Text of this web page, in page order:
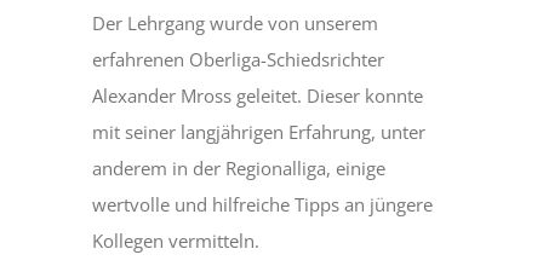
Der Lehrgang wurde von unserem
erfahrenen Oberliga-Schiedsrichter
Alexander Mross geleitet. Dieser konnte
mit seiner langjährigen Erfahrung, unter
anderem in der Regionalliga, einige
wertvolle und hilfreiche Tipps an jüngere
Kollegen vermitteln.